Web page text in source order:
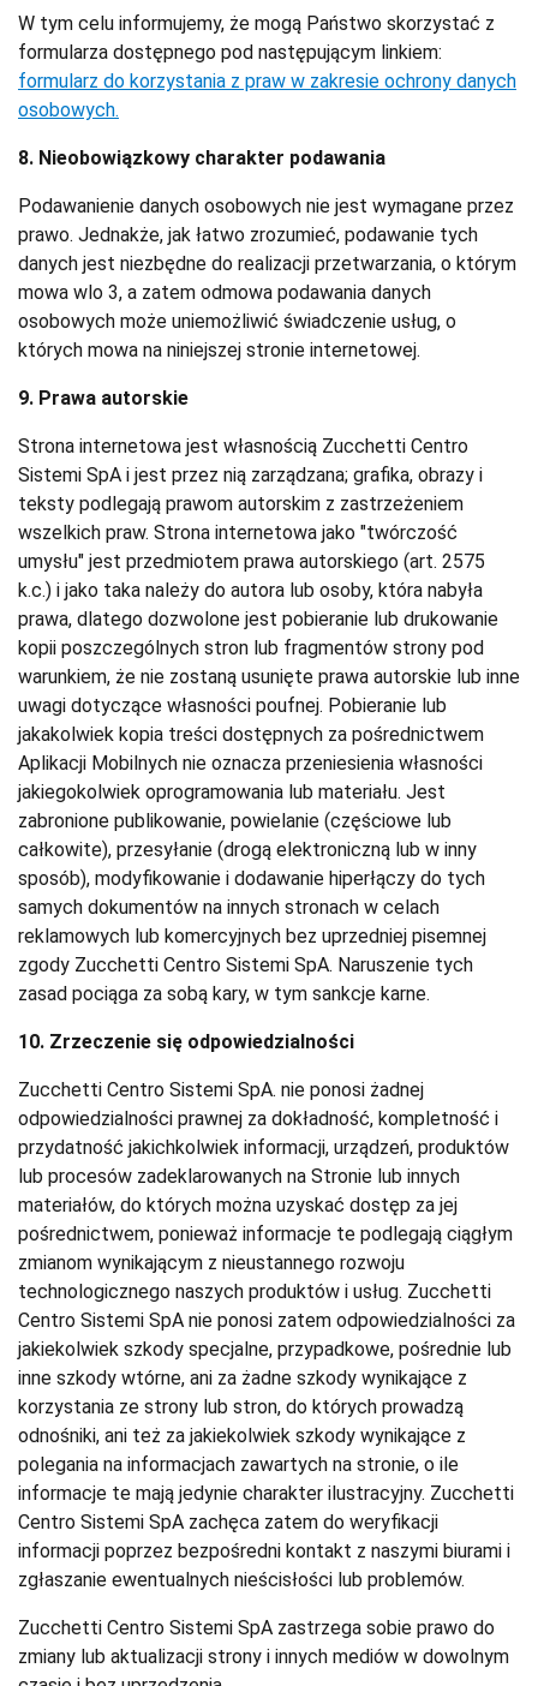
W tym celu informujemy, że mogą Państwo skorzystać z
formularza dostępnego pod następującym linkiem:
formularz do korzystania z praw w zakresie ochrony danych
osobowych.
8. Nieobowiązkowy charakter podawania
Podawanienie danych osobowych nie jest wymagane przez
prawo. Jednakże, jak łatwo zrozumieć, podawanie tych
danych jest niezbędne do realizacji przetwarzania, o którym
mowa wlo 3, a zatem odmowa podawania danych
osobowych może uniemożliwić świadczenie usług, o
których mowa na niniejszej stronie internetowej.
9. Prawa autorskie
Strona internetowa jest własnością Zucchetti Centro
Sistemi SpA i jest przez nią zarządzana; grafika, obrazy i
teksty podlegają prawom autorskim z zastrzeżeniem
wszelkich praw. Strona internetowa jako "twórczość
umysłu" jest przedmiotem prawa autorskiego (art. 2575
k.c.) i jako taka należy do autora lub osoby, która nabyła
prawa, dlatego dozwolone jest pobieranie lub drukowanie
kopii poszczególnych stron lub fragmentów strony pod
warunkiem, że nie zostaną usunięte prawa autorskie lub inne
uwagi dotyczące własności poufnej. Pobieranie lub
jakakolwiek kopia treści dostępnych za pośrednictwem
Aplikacji Mobilnych nie oznacza przeniesienia własności
jakiegokolwiek oprogramowania lub materiału. Jest
zabronione publikowanie, powielanie (częściowe lub
całkowite), przesyłanie (drogą elektroniczną lub w inny
sposób), modyfikowanie i dodawanie hiperłączy do tych
samych dokumentów na innych stronach w celach
reklamowych lub komercyjnych bez uprzedniej pisemnej
zgody Zucchetti Centro Sistemi SpA. Naruszenie tych
zasad pociąga za sobą kary, w tym sankcje karne.
10. Zrzeczenie się odpowiedzialności
Zucchetti Centro Sistemi SpA. nie ponosi żadnej
odpowiedzialności prawnej za dokładność, kompletność i
przydatność jakichkolwiek informacji, urządzeń, produktów
lub procesów zadeklarowanych na Stronie lub innych
materiałów, do których można uzyskać dostęp za jej
pośrednictwem, ponieważ informacje te podlegają ciągłym
zmianom wynikającym z nieustannego rozwoju
technologicznego naszych produktów i usług. Zucchetti
Centro Sistemi SpA nie ponosi zatem odpowiedzialności za
jakiekolwiek szkody specjalne, przypadkowe, pośrednie lub
inne szkody wtórne, ani za żadne szkody wynikające z
korzystania ze strony lub stron, do których prowadzą
odnośniki, ani też za jakiekolwiek szkody wynikające z
polegania na informacjach zawartych na stronie, o ile
informacje te mają jedynie charakter ilustracyjny. Zucchetti
Centro Sistemi SpA zachęca zatem do weryfikacji
informacji poprzez bezpośredni kontakt z naszymi biurami i
zgłaszanie ewentualnych nieścisłości lub problemów.
Zucchetti Centro Sistemi SpA zastrzega sobie prawo do
zmiany lub aktualizacji strony i innych mediów w dowolnym